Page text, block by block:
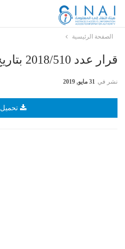
الصفحة الرئيسية
قرار عدد 2018/510 بتاريخ 2018/12/13
نشر في 31 مايو, 2019
تحميل